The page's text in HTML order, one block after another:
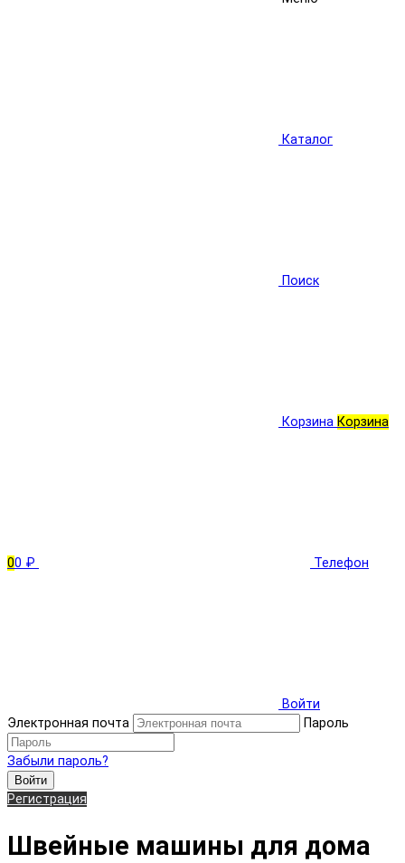
Каталог
Поиск
Корзина Корзина
00 ₽ Телефон
Войти
Электронная почта
Пароль
Забыли пароль?
Войти
Регистрация
Швейные машины для дома